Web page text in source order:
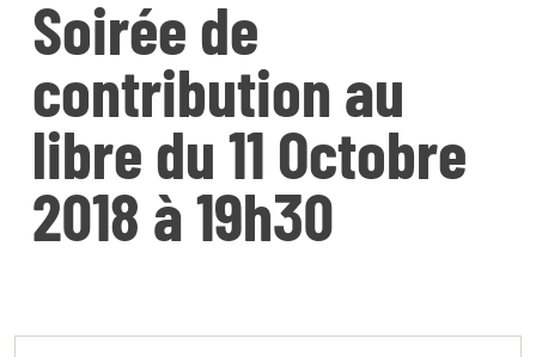
Soirée de
contribution au
libre du 11 Octobre
2018 à 19h30